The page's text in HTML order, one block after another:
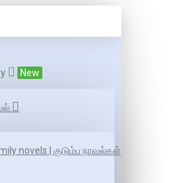
New
novels | குடும்ப நாவல்கள்